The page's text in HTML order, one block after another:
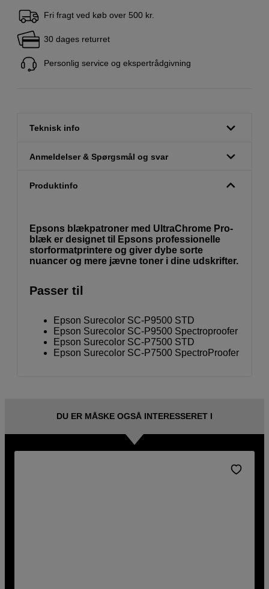
Fri fragt ved køb over 500 kr.
30 dages returret
Personlig service og ekspertrådgivning
Teknisk info
Anmeldelser & Spørgsmål og svar
Produktinfo
Epsons blækpatroner med UltraChrome Pro-
blæk er designet til Epsons professionelle
storformatprintere og giver dybe sorte
nuancer og mere jævne toner i dine udskrifter.
Passer til
Epson Surecolor SC-P9500 STD
Epson Surecolor SC-P9500 Spectroproofer
Epson Surecolor SC-P7500 STD
Epson Surecolor SC-P7500 SpectroProofer
DU ER MÅSKE OGSÅ INTERESSERET I